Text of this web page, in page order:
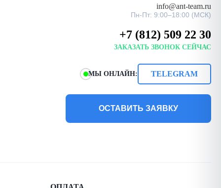
info@ant-team.ru
Пн-Пт: 9:00–18:00 (МСК)
+7 (812) 509 22 30
ЗАКАЗАТЬ ЗВОНОК СЕЙЧАС
МЫ ОНЛАЙН: TELEGRAM
ОСТАВИТЬ ЗАЯВКУ